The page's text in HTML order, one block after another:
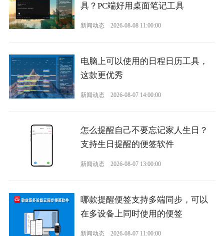
具？PC端好用桌面笔记工具
新闻动态 2026-08-08 11:00:00
电脑上可以使用的日程日历工具，
这款更优秀
新闻动态 2026-08-07 14:00:00
怎么提醒自己不要忘记家人生日？
支持生日提醒的便签软件
新闻动态 2026-08-07 13:00:00
哪款提醒便签支持多端同步，可以
在多设备上同时使用的便签
新闻动态 2026-08-07 11:00:00